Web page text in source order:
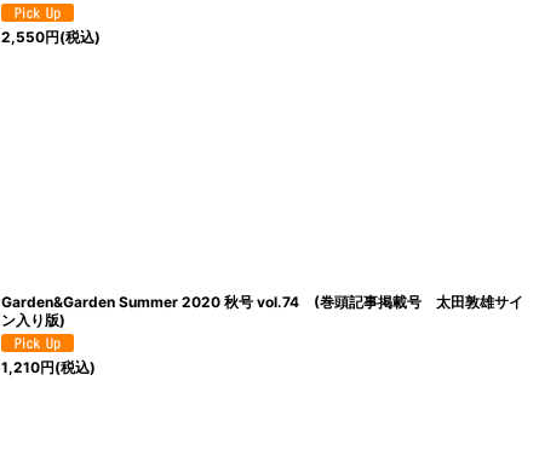
2,550円(税込)
Garden&Garden Summer 2020 秋号 vol.74 (巻頭記事掲載号 太田敦雄サイ
ン入り版)
1,210円(税込)